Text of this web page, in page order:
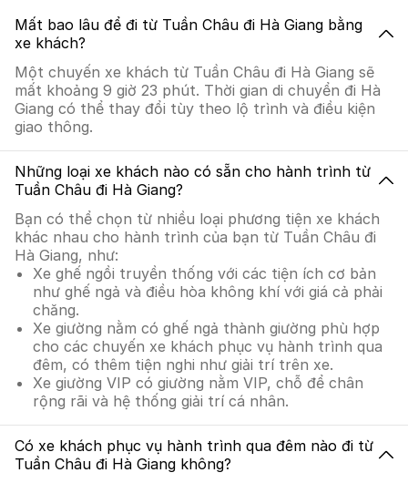
Mất bao lâu để đi từ Tuần Châu đi Hà Giang bằng
xe khách?
Một chuyến xe khách từ Tuần Châu đi Hà Giang sẽ
mất khoảng 9 giờ 23 phút. Thời gian di chuyển đi Hà
Giang có thể thay đổi tùy theo lộ trình và điều kiện
giao thông.
Những loại xe khách nào có sẵn cho hành trình từ
Tuần Châu đi Hà Giang?
Bạn có thể chọn từ nhiều loại phương tiện xe khách
khác nhau cho hành trình của bạn từ Tuần Châu đi
Hà Giang, như:
Xe ghế ngồi truyền thống với các tiện ích cơ bản
như ghế ngả và điều hòa không khí với giá cả phải
chăng.
Xe giường nằm có ghế ngả thành giường phù hợp
cho các chuyến xe khách phục vụ hành trình qua
đêm, có thêm tiện nghi như giải trí trên xe.
Xe giường VIP có giường nằm VIP, chỗ để chân
rộng rãi và hệ thống giải trí cá nhân.
Có xe khách phục vụ hành trình qua đêm nào đi từ
Tuần Châu đi Hà Giang không?